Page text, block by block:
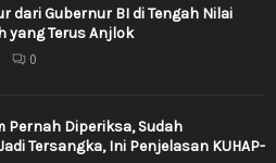
dari Gubernur BI di Tengah Nilai
yang Terus Anjlok
0
Pernah Diperiksa, Sudah
Tersangka, Ini Penjelasan KUHAP-